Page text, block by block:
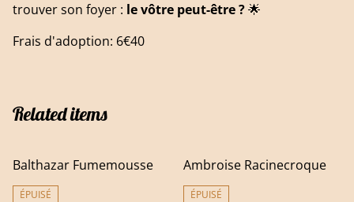
trouver son foyer : le vôtre peut-être ?🌟
Frais d'adoption: 6€40
Related items
Balthazar Fumemousse
ÉPUISÉ
Ambroise Racinecroque
ÉPUISÉ